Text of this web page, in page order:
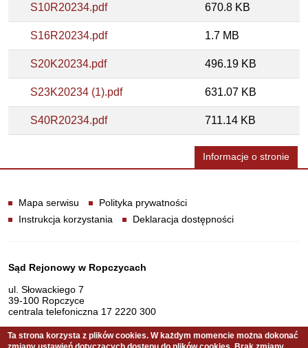
S10R20234.pdf 670.8 KB
S16R20234.pdf 1.7 MB
S20K20234.pdf 496.19 KB
S23K20234 (1).pdf 631.07 KB
S40R20234.pdf 711.14 KB
Informacje o stronie
Mapa serwisu
Polityka prywatności
Instrukcja korzystania
Deklaracja dostępności
Dane teleadresowe
Sąd Rejonowy w Ropczycach
ul. Słowackiego 7
39-100 Ropczyce
centrala telefoniczna 17 2220 300
Ta strona korzysta z plików cookies. W każdym momencie można dokonać